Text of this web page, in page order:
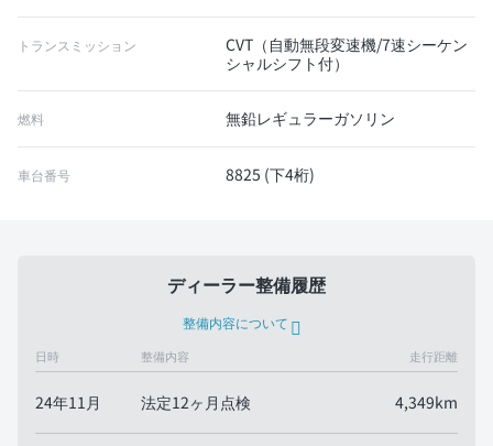
トランスミッション
CVT（自動無段変速機/7速シーケン
シャルシフト付）
燃料 無鉛レギュラーガソリン
車台番号 8825 (下4桁)
ディーラー整備履歴
整備内容について
日時 整備内容 走行距離
24年11月 法定12ヶ月点検 4,349km